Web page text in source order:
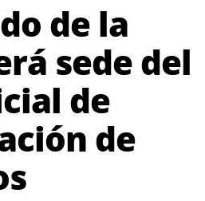
de la
sede del
de
de